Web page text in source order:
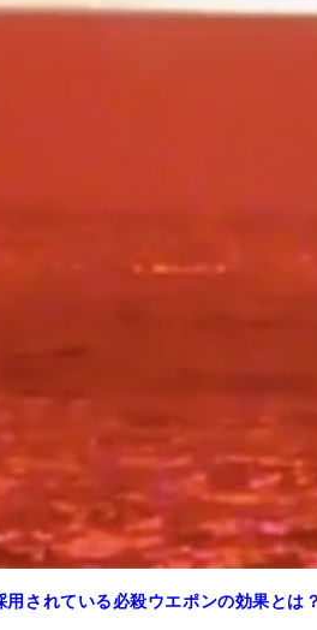
から巡航ミサイルのように低空
かう（③）
は、比較的低高度を飛ぶ多数の小
用されている必殺ウエポンの効果と